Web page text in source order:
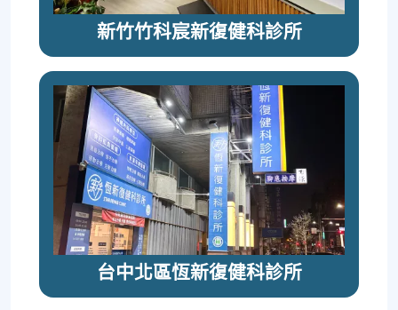
新竹竹科宸新復健科診所
台中北區恆新復健科診所